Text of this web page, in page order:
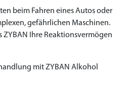
beim Fahren eines Autos oder
gefährlichen Maschinen.
ZYBAN Ihre Reaktionsvermögen
mit ZYBAN Alkohol